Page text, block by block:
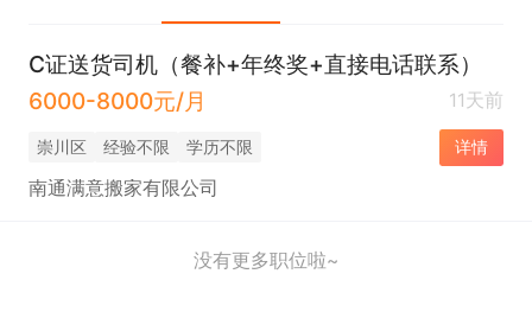
C证送货司机（餐补+年终奖+直接电话联系）
6000-8000元/月
11天前
崇川区 经验不限 学历不限 详情
南通满意搬家有限公司
没有更多职位啦~